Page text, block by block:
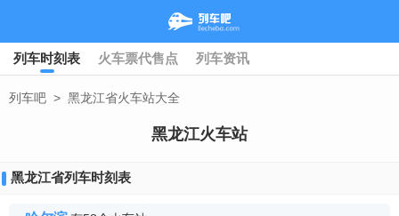
列车时刻表 火车票代售点 列车资讯
列车吧 > 黑龙江省火车站大全
黑龙江火车站
黑龙江省列车时刻表